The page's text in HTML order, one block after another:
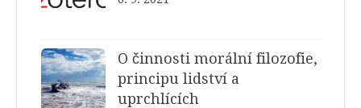
O činnosti morální filozofie,
principu lidství a
uprchlících